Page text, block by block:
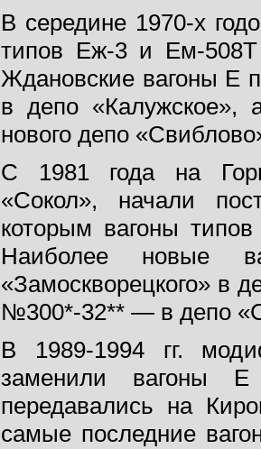
В середине 1970-х
типов Еж-3 и Ем-508Т
Ждановские вагоны Е
в депо «Калужское»,
нового депо
С 1981 года на
«Сокол», начали
которым вагоны
Наиболее новые
«Замоскворецкого» в
№300*-32** — в депо
В 1989-1994 гг.
заменили вагоны Е
передавались на
самые последние